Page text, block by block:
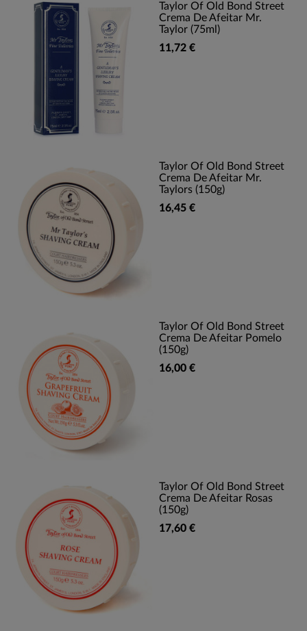
Taylor Of Old Bond Street
Crema De Afeitar Mr.
Taylor (75ml)
11,72 €
Taylor Of Old Bond Street
Crema De Afeitar Mr.
Taylors (150g)
16,45 €
Taylor Of Old Bond Street
Crema De Afeitar Pomelo
(150g)
16,00 €
Taylor Of Old Bond Street
Crema De Afeitar Rosas
(150g)
17,60 €